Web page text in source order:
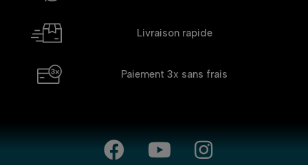
Livraison rapide
Paiement 3x sans frais